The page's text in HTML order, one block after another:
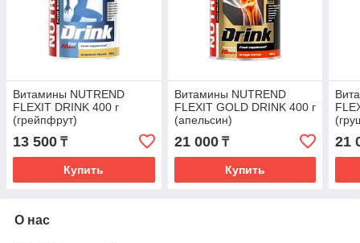
Витамины NUTREND
FLEXIT DRINK 400 г
(грейпфрут)
13 500 ₸
Купить
Витамины NUTREND
FLEXIT GOLD DRINK 400 г
(апельсин)
21 000₸
Купить
21
О нас